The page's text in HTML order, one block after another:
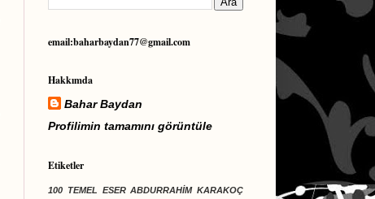
email:baharbaydan77@gmail.com
Hakkımda
Bahar Baydan
Profilimin tamamını görüntüle
Etiketler
100 TEMEL ESER ABDURRAHİM KARAKOÇ